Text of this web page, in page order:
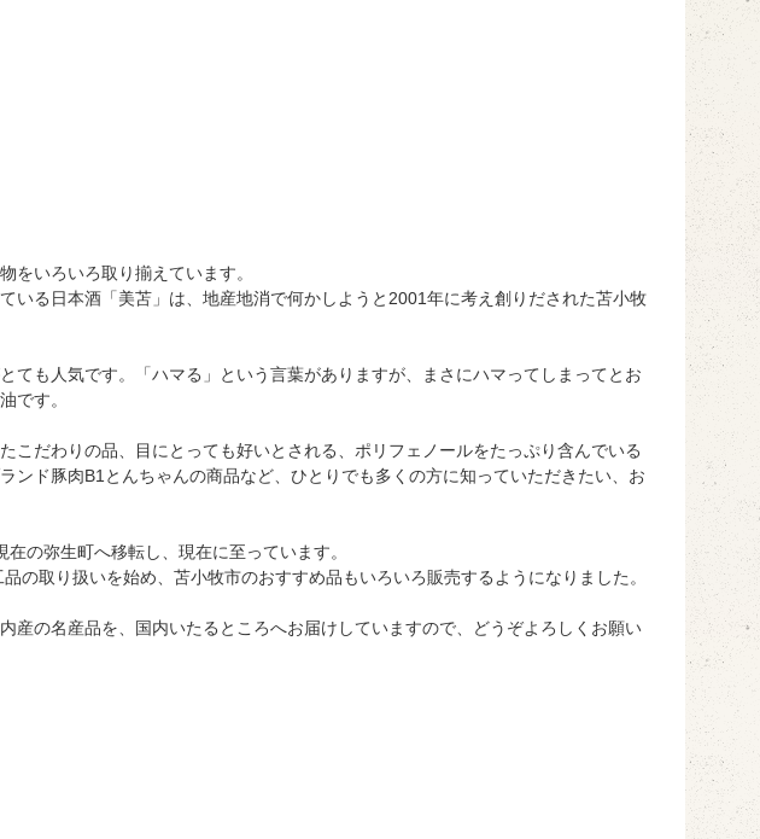
をいろいろ取り揃えています。
いる日本酒「美苫」は、地産地消で何かしようと2001年に考え創りだされた苫小牧
ても人気です。「ハマる」という言葉がありますが、まさにハマってしまってとお
です。
こだわりの品、目にとっても好いとされる、ポリフェノールをたっぷり含んでいる
ンド豚肉B1とんちゃんの商品など、ひとりでも多くの方に知っていただきたい、お
の弥生町へ移転し、現在に至っています。
の取り扱いを始め、苫小牧市のおすすめ品もいろいろ販売するようになりました。
産の名産品を、国内いたるところへお届けしていますので、どうぞよろしくお願い